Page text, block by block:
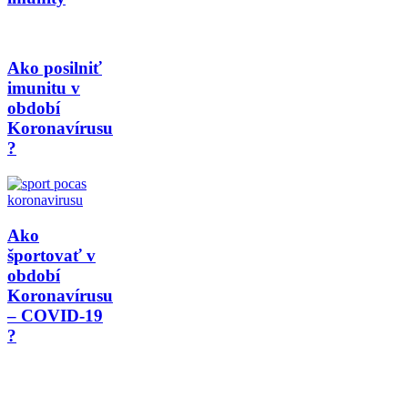
Ako posilniť
imunitu v
období
Koronavírusu
?
Ako
športovať v
období
Koronavírusu
– COVID-19
?